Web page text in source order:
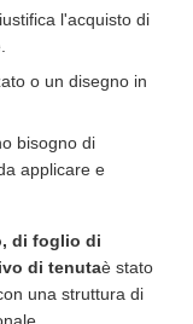
l'acquisto di
o un disegno in
bisogno di
applicare e
di foglio di
di tenutaè stato
una struttura di